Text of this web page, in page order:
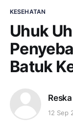
KESEHATAN
Uhuk
Batuk
12 Sep